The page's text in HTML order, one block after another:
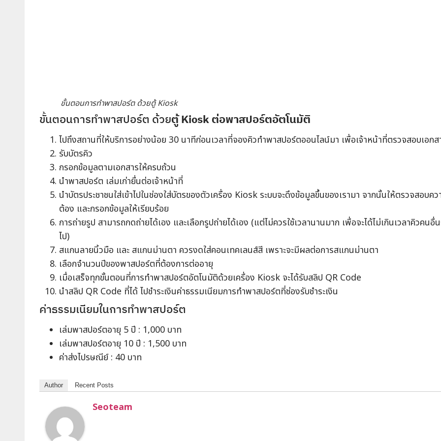
ขั้นตอนการทำพาสปอร์ต ด้วยตู้ Kiosk
ขั้นตอนการทำพาสปอร์ต ด้วยตู้ Kiosk ต่อพาสปอร์ตอัตโนมัติ
ไปถึงสถานที่ให้บริการอย่างน้อย 30 นาทีก่อนเวลาที่จองคิวทำพาสปอร์ตออนไลน์มา เพื่อเจ้าหน้าที่ตรวจสอบเอกส
รับบัตรคิว
กรอกข้อมูลตามเอกสารให้ครบถ้วน
นำพาสปอร์ต เล่มเก่ายื่นต่อเจ้าหน้าที่
นำบัตรประชาชนใส่เข้าไปในช่องใส่บัตรของตัวเครื่อง Kiosk ระบบจะดึงข้อมูลขึ้นของเรามา จากนั้นให้ตรวจสอบค
ต้อง และกรอกข้อมูลให้เรียบร้อย
การถ่ายรูป สามารถกดถ่ายได้เอง และเลือกรูปถ่ายได้เอง (แต่ไม่ควรใช้เวลานานมาก เพื่อจะได้ไม่เกินเวลาคิวคนอื่
ไป)
สแกนลายนิ้วมือ และ สแกนม่านตา ควรงดใส่คอนเทคเลนส์สี เพราะจะมีผลต่อการสแกนม่านตา
เลือกจำนวนปีของพาสปอร์ตที่ต้องการต่ออายุ
เมื่อเสร็จทุกขั้นตอนที่การทำพาสปอร์ตอัตโนมัติด้วยเครื่อง Kiosk จะได้รับสลิป QR Code
นำสลิป QR Code ที่ได้ ไปชำระเงินค่าธรรมเนียมการทำพาสปอร์ตที่ช่องรับชำระเงิน
ค่าธรรมเนียมในการทำพาสปอร์ต
เล่มพาสปอร์ตอายุ 5 ปี : 1,000 บาท
เล่มพาสปอร์ตอายุ 10 ปี : 1,500 บาท
ค่าส่งไปรษณีย์ : 40 บาท
Author Recent Posts
Seoteam